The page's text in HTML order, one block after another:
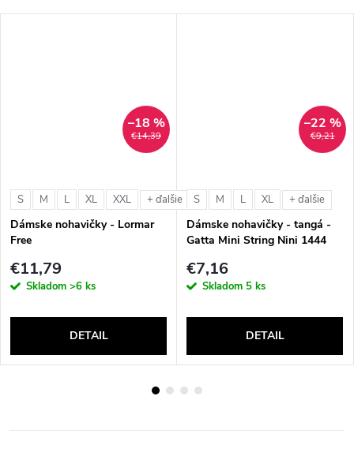
€14,39
–18 %
S M L XL XXL + ďalšie
Dámske nohavičky - Lormar
Free
€11,79
Skladom >6 ks
DETAIL
€9,21
–22 %
S M L XL + ďalšie
Dámske nohavičky - tangá -
Gatta Mini String Nini 1444
€7,16
Skladom 5 ks
DETAIL